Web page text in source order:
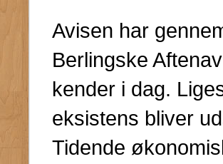
Avisen har
Berlingske
kender i dag.
eksistens bliver
Tidende